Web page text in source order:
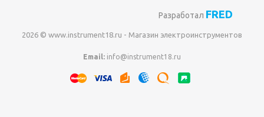
Разработал FRED
2026 © www.instrument18.ru - Магазин электроинструментов
Email: info@instrument18.ru